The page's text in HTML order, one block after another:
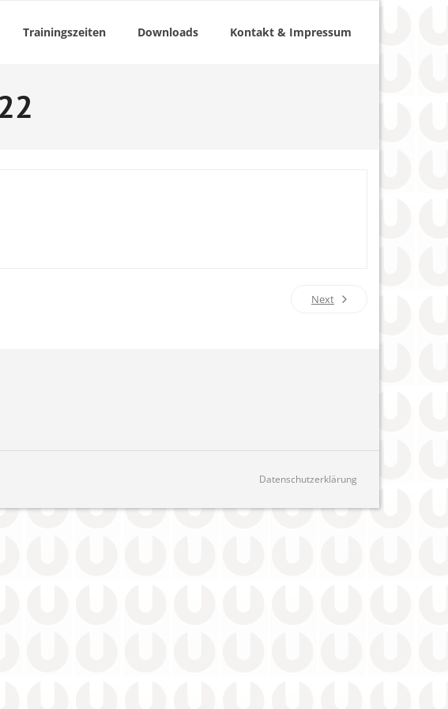
Trainingszeiten Downloads Kontakt & Impressum
Next
Datenschutzerklärung